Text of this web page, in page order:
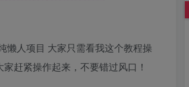
懒人项目 大家只需看我这个教程操
赶紧操作起来，不要错过风口！